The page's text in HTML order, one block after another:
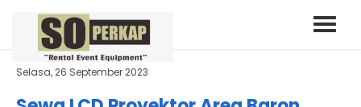
Selasa, 26 September 2023